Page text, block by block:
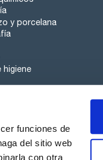
funciones de
del sitio web
con otra
y porcelana
higiene